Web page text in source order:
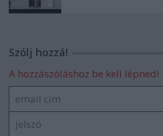
Szólj hozzá!
A hozzászóláshoz be kell lépned!